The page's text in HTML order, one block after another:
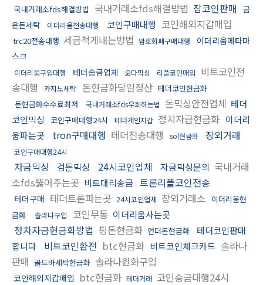
국내거래소fds해결방법 국내거래소fds해결방법 잡코인판매
금
은돈세탁
이더리움전송대행 코인구매대행 코인해외지갑매입
trc20전송대행 세금적게내는방법 암호화폐구매대행
이더리움메타마
스크
이더리움구입대행 테더송금업체 오다믹싱 리플코인매입
비트코인전
송대행
카지노세탁 돈현금화당일정산 테더코인현금화
돈현금화수수료최저
국내거래소fds우회하는법 돈믹싱안전업체 테더
코인믹싱
코인구매대행24시 테더개인지갑 정치자금현금화 이더리
움파는곳
tron구매대행 테더전송대행 sol현금화 장외거래
코인구매대행24시
자금믹싱 검돈믹싱 24시코인업체 자금믹싱문의 국내거래
소fds뚫어주는곳 비트대리송금 트론리플코인전송
테더구매 테더트론파는곳 24시코인업체 장외거래소 이더리움현
금화
솔라나구입 코인무통 이더리움사는곳
정치자금현금화방법 핑돈현금화 언더돈현금화
테더코인판매
합니다
비트코인환전 btc현금화 비트코인체크카드 솔라나
판매 골드바세탁현금화 솔라나원화구입
코인해외지갑매입 btc현금화 테더거래 코인송금대행24시